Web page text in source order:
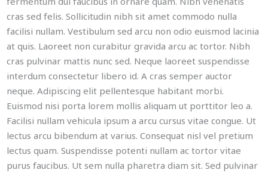
cras sed felis. Sollicitudin nibh sit amet commodo nulla
facilisi nullam. Vestibulum sed arcu non odio euismod lacinia
at quis. Laoreet non curabitur gravida arcu ac tortor. Nibh
cras pulvinar mattis nunc sed. Neque laoreet suspendisse
interdum consectetur libero id. A cras semper auctor
neque. Adipiscing elit pellentesque habitant morbi.
Euismod nisi porta lorem mollis aliquam ut porttitor leo a.
Facilisi nullam vehicula ipsum a arcu cursus vitae congue. Ut
lectus arcu bibendum at varius. Consequat nisl vel pretium
lectus quam. Suspendisse potenti nullam ac tortor vitae
purus faucibus. Ut sem nulla pharetra diam sit. Sed pulvinar